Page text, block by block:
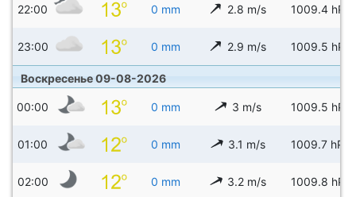
22:00 0 mm 2.8 m/s 1009.4 hPa
23:00 0 mm 2.9 m/s 1009.5 hPa
Воскресенье 09-08-2026
00:00 0 mm 3 m/s 1009.5 hPa
01:00 0 mm 3.1 m/s 1009.7 hPa
02:00 0 mm 3.2 m/s 1009.8 hPa